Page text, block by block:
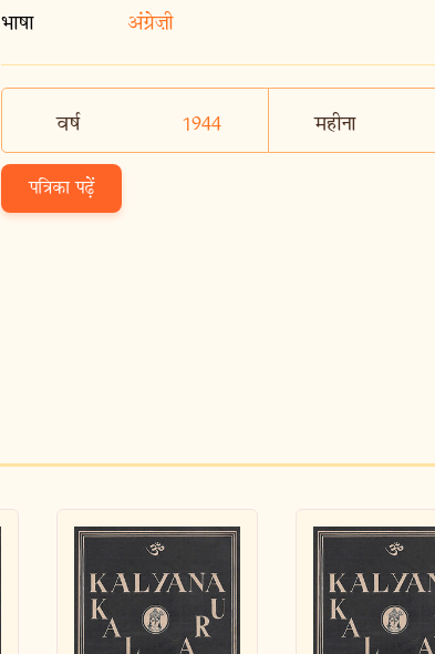
भाषा अंग्रेज़ी
वर्ष 1944 महीना
पत्रिका पढ़ें